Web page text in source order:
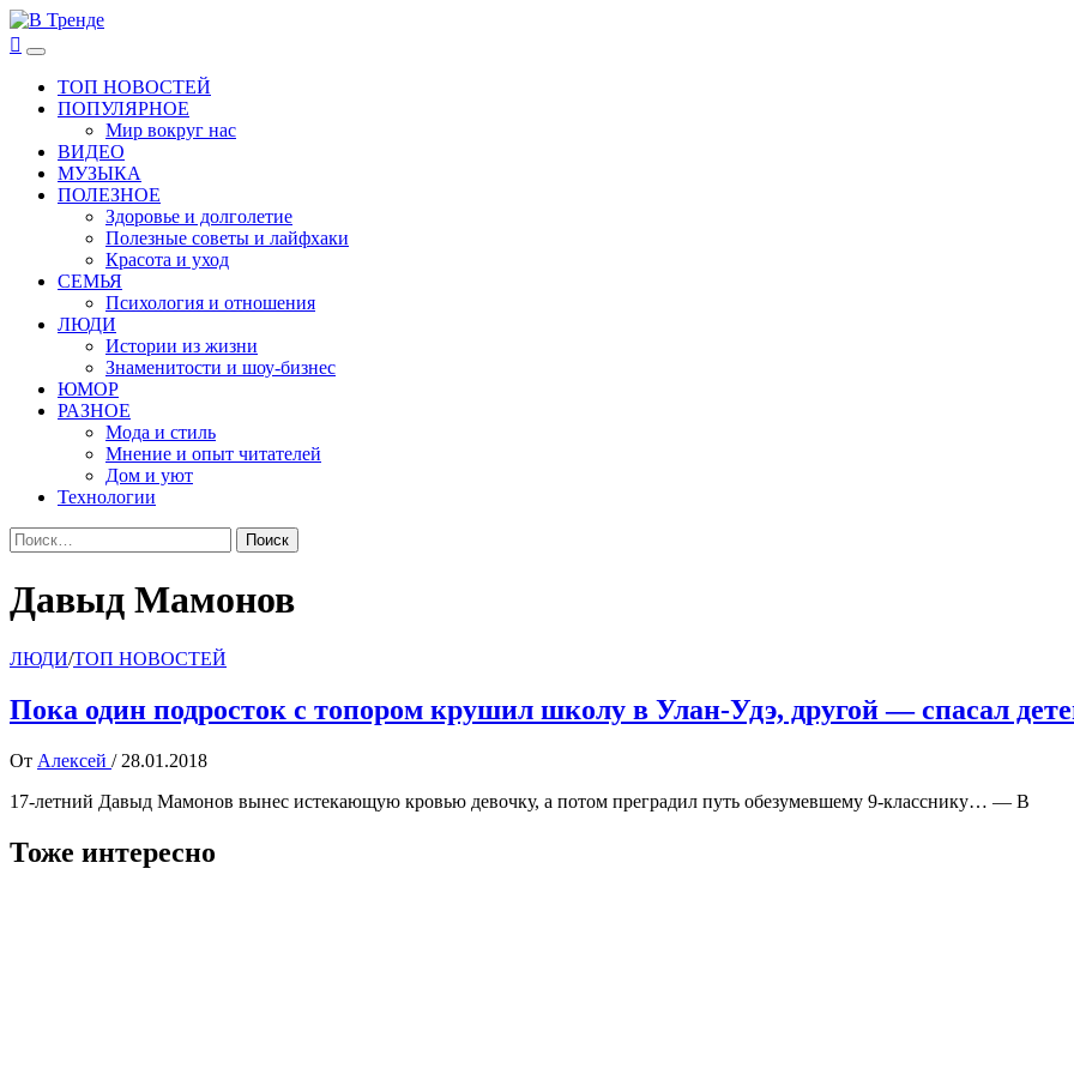
Перейти
к
содержимому
В Тренде
Самые свежие новости интернета
Основное
менюТОП НОВОСТЕЙ
ПОПУЛЯРНОЕ
Мир вокруг нас
ВИДЕО
МУЗЫКА
ПОЛЕЗНОЕ
Здоровье и долголетие
Полезные советы и лайфхаки
Красота и уход
СЕМЬЯ
Психология и отношения
ЛЮДИ
Истории из жизни
Знаменитости и шоу-бизнес
ЮМОР
РАЗНОЕ
Мода и стиль
Мнение и опыт читателей
Дом и уют
Технологии
Найти:
Давыд Мамонов
ЛЮДИ/ТОП НОВОСТЕЙ
Пока один подросток с топором крушил школу в Улан-Удэ, другой — спасал
От Алексей / 28.01.2018
17-летний Давыд Мамонов вынес истекающую кровью девочку, а потом преградил путь обезумевшему 9-класснику… — В
Тоже интересно